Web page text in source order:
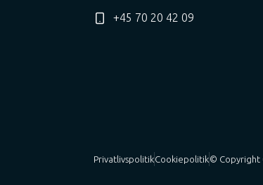
+45 70 20 42 09
PrivatlivspolitikCookiepolitik© Copyright